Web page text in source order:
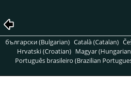
български (Bulgarian) Català (Catalan)
Hrvatski (Croatian) Magyar
Português brasileiro (Brazilian